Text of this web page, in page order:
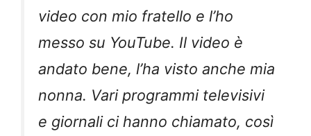
video con mio fratello e l’ho
messo su YouTube. Il video è
andato bene, l’ha visto anche mia
nonna. Vari programmi televisivi
e giornali ci hanno chiamato, così